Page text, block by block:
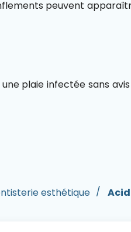
peuvent
une plaie infectée sans
esthétique